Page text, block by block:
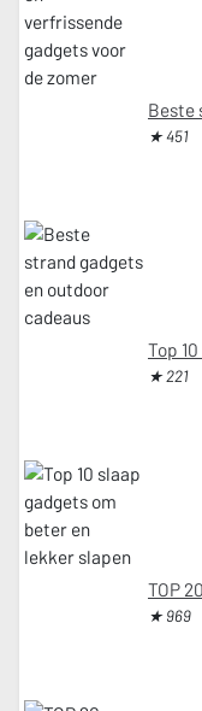
Beste
★ 451
Top
★ 221
TOP
★ 969